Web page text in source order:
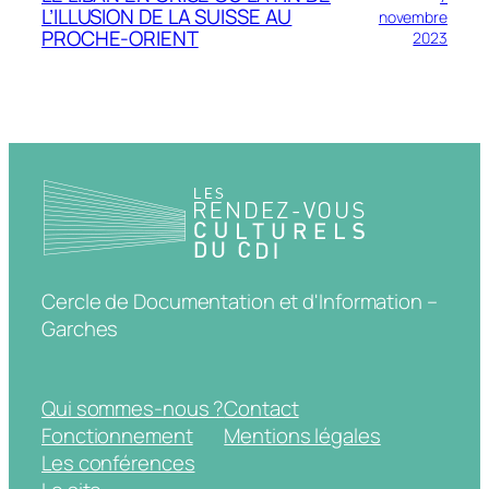
L’ILLUSION DE LA SUISSE AU
PROCHE-ORIENT
novembre
2023
Cercle de Documentation et d'Information –
Garches
Qui sommes-nous ?
Fonctionnement
Les conférences
Contact
Mentions légales